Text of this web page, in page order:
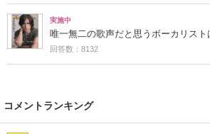
実施中
唯一無二の歌声だと思うボーカリスト
回答数：8132
コメントランキング